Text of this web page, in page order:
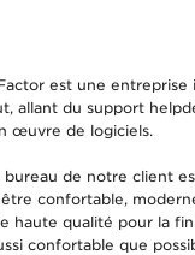
est une
allant du support
œuvre de logiciels.
bureau de notre client
confortable,
haute qualité pour la
confortable que